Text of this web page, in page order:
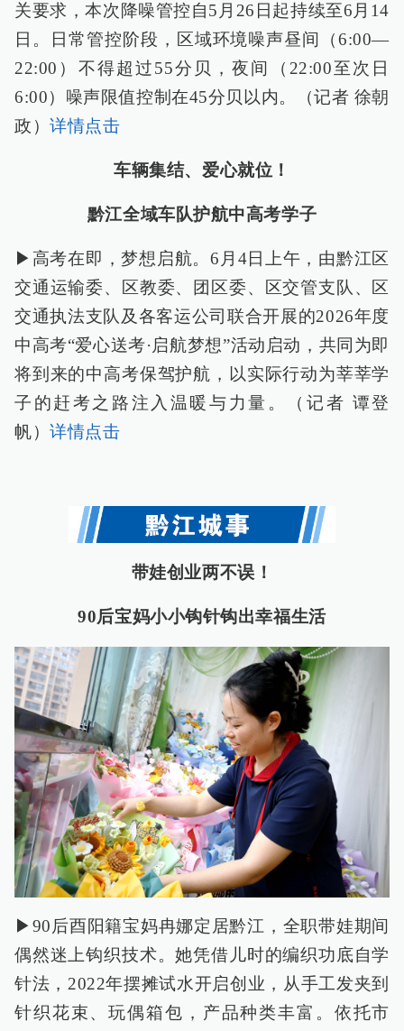
关要求，本次降噪管控自5月26日起持续至6月14
日。日常管控阶段，区域环境噪声昼间（6:00—
22:00）不得超过55分贝，夜间（22:00至次日
6:00）噪声限值控制在45分贝以内。（记者 徐朝
政）详情点击
车辆集结、爱心就位！
黔江全域车队护航中高考学子
▶高考在即，梦想启航。6月4日上午，由黔江区
交通运输委、区教委、团区委、区交管支队、区
交通执法支队及各客运公司联合开展的2026年度
中高考“爱心送考·启航梦想”活动启动，共同为即
将到来的中高考保驾护航，以实际行动为莘莘学
子的赶考之路注入温暖与力量。（记者 谭登
帆）详情点击
带娃创业两不误！
90后宝妈小小钩针钩出幸福生活
▶90后酉阳籍宝妈冉娜定居黔江，全职带娃期间
偶然迷上钩织技术。她凭借儿时的编织功底自学
针法，2022年摆摊试水开启创业，从手工发夹到
针织花束、玩偶箱包，产品种类丰富。依托市